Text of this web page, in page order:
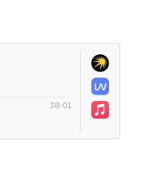
38:01